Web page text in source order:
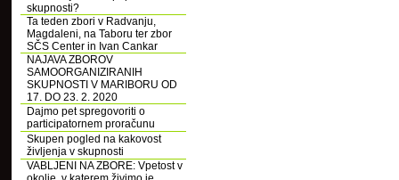
skupnosti?
Ta teden zbori v Radvanju,
Magdaleni, na Taboru ter zbor
SČS Center in Ivan Cankar
NAJAVA ZBOROV
SAMOORGANIZIRANIH
SKUPNOSTI V MARIBORU OD
17. DO 23. 2. 2020
Dajmo pet spregovoriti o
participatornem proračunu
Skupen pogled na kakovost
življenja v skupnosti
VABLJENI NA ZBORE: Vpetost v